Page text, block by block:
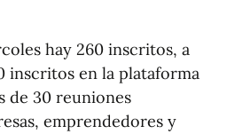
hay 260 inscritos, a
inscritos en la plataforma
de 30 reuniones
emprendedores y